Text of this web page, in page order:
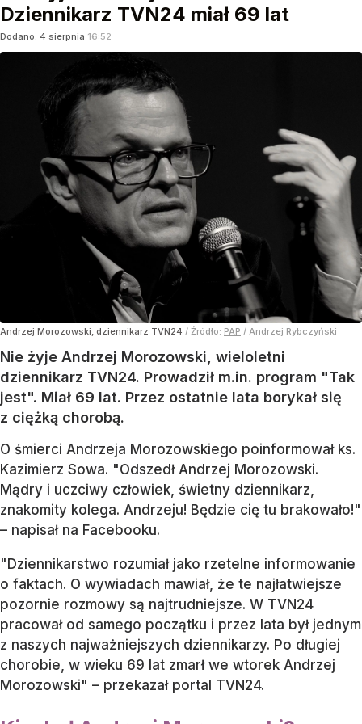
Dziennikarz TVN24 miał 69 lat
Dodano: 4 sierpnia 16:52
Andrzej Morozowski, dziennikarz TVN24 / Źródło: PAP / Andrzej Rybczyński
Nie żyje Andrzej Morozowski, wieloletni
dziennikarz TVN24. Prowadził m.in. program "Tak
jest". Miał 69 lat. Przez ostatnie lata borykał się
z ciężką chorobą.
O śmierci Andrzeja Morozowskiego poinformował ks.
Kazimierz Sowa. "Odszedł Andrzej Morozowski.
Mądry i uczciwy człowiek, świetny dziennikarz,
znakomity kolega. Andrzeju! Będzie cię tu brakowało!"
– napisał na Facebooku.
"Dziennikarstwo rozumiał jako rzetelne informowanie
o faktach. O wywiadach mawiał, że te najłatwiejsze
pozornie rozmowy są najtrudniejsze. W TVN24
pracował od samego początku i przez lata był jednym
z naszych najważniejszych dziennikarzy. Po długiej
chorobie, w wieku 69 lat zmarł we wtorek Andrzej
Morozowski" – przekazał portal TVN24.